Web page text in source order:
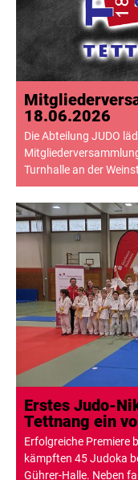
18.06.2026
Die Abteilung JUDO
Turnhalle an der
Erstes Judo-
Tettnang ein
Erfolgreiche Premiere
kämpften 45 Judoka
Gührer-Halle. Neben